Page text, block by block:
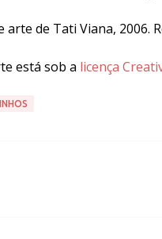
arte de Tati Viana, 2006.
está sob a licença